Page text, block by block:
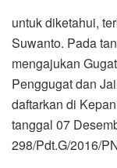
untuk diketahui,
Suwanto. Pada
mengajukan
Penggugat dan
daftarkan di
tanggal 07
298/Pdt.G/2016/